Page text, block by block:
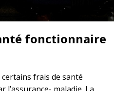
fonctionnaire
frais de santé